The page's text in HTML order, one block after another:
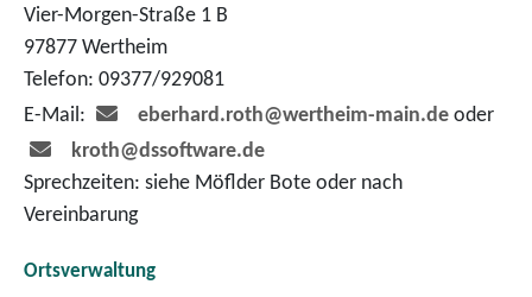
Vier-Morgen-Straße 1 B
97877 Wertheim
Telefon: 09377/929081
E-Mail:
eberhard.roth@wertheim-main.de oder
kroth@dssoftware.de
Sprechzeiten: siehe Möflder Bote oder nach
Vereinbarung
Ortsverwaltung